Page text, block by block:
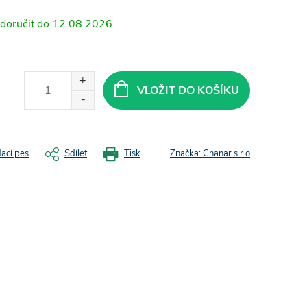
12.08.2026
VLOŽIT DO KOŠÍKU
Tisk
pes Sdílet Značka:Chanar s.r.o